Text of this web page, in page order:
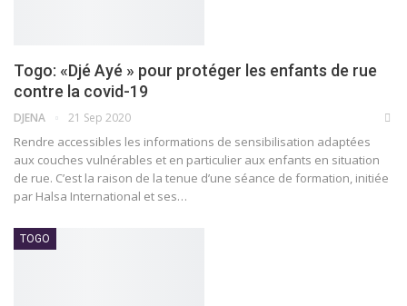
Togo: «Djé Ayé » pour protéger les enfants de rue
contre la covid-19
DJENA 21 Sep 2020
Rendre accessibles les informations de sensibilisation adaptées
aux couches vulnérables et en particulier aux enfants en situation
de rue. C’est la raison de la tenue d’une séance de formation, initiée
par Halsa International et ses…
TOGO